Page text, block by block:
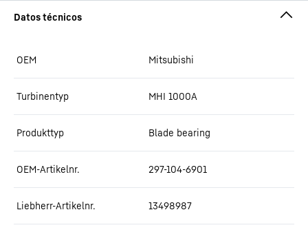
OEM Mitsubishi
Turbinentyp MHI 1000A
Produkttyp Blade bearing
OEM-Artikelnr. 297-104-6901
Liebherr-Artikelnr. 13498987